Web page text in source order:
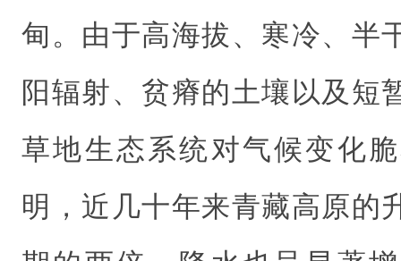
甸。由于高海拔、寒冷、半
阳辐射、贫瘠的土壤以及短
草地生态系统对气候变化
明，近几十年来青藏高原的